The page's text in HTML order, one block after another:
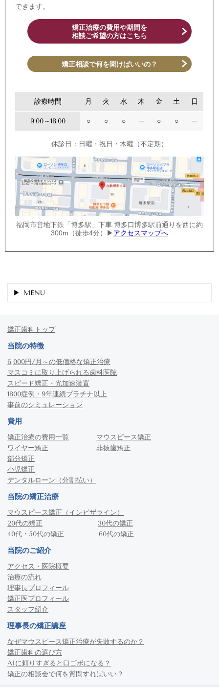
できます。
矯正治療の費用や期間を
相談ご希望の方はこちら
矯正相談で何を聞けばいいの？
診療時間 月 火 水 木 金 土 日
9:00～18:00 ○ ○ ○ ─ ○ ○ ─
休診日：日曜・祝日・木曜（不定期）
福岡市営地下鉄「博多駅」下車 博多口博多駅前通りを西に約
300m（徒歩4分）▶ アクセスマップへ
MENU
矯正歯科トップ
当院の特徴
6,000円/月～の低価格な矯正治療
マスコミに取り上げられる歯科医院
スピード矯正・光加速装置
1800症例・9年連続プラチナ以上
事前のシミュレーション
費用
矯正治療の費用一覧
マウスピース矯正
ワイヤー矯正
非抜歯矯正
部分矯正
小児矯正
デンタルローン（分割払い）
当院の矯正治療
マウスピース矯正（インビザライン）
20代の矯正
30代の矯正
40代・50代の矯正
60代の矯正
当院のご紹介
アクセス・医院概要
治療の流れ
理事長プロフィール
矯正医プロフィール
スタッフ紹介
理事長の矯正講座
なぜマウスピース矯正治療が失敗するのか？
矯正歯科の選び方
AIに頼りすぎると口ゴボになる？
矯正の相談会で何を質問すればいい？